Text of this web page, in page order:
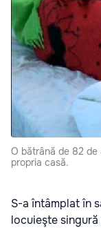
O bătrână de 82
propria casă.
S-a întâmplat în
locuieşte